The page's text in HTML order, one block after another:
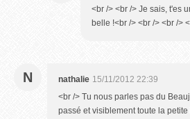
<br /> <br /> Je sais, t'es
belle !<br /> <br /> <br />
N nathalie 15/11/2012 22:39
<br /> Tu nous parles pas du
passé et visiblement toute la